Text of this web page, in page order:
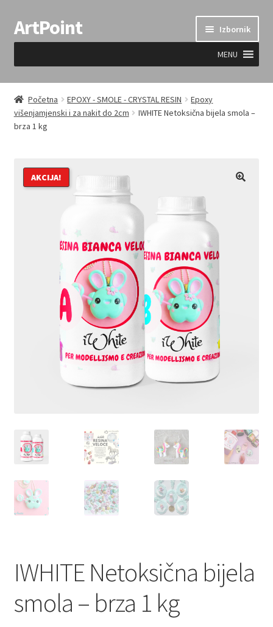
Preskoči
na
Skoči
do
ArtPoint Izbornik
MENU
Uvjeti prodaje
Početna EPOXY - SMOLE - CRYSTAL RESIN
Epoxy
višenjamjenski i za nakit do 2cm
IWHITE Netoksična bijela smola –
brza 1 kg
AKCIJA!
IWHITE Netoksična bijela
smola – brza 1 kg